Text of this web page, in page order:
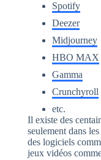
Spotify
Deezer
Midjourney
HBO MAX
Gamma
Crunchyroll
etc.
Il existe des
seulement dans
des logiciels
jeux vidéos